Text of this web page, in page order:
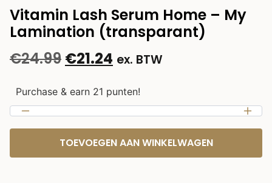
Vitamin Lash Serum Home – My
Lamination (transparant)
€24.99 €21.24 ex. BTW
Purchase & earn 21 punten!
TOEVOEGEN AAN WINKELWAGEN